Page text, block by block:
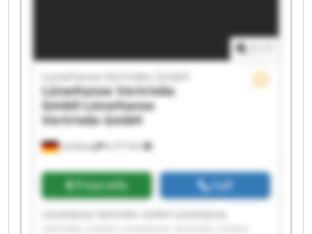
Lüneburg 6,777 km
LüneHanse Vertriebs GmbH
LüneHanse Vertriebs
GmbH LüneHanse
Vertriebs GmbH
Price info Call